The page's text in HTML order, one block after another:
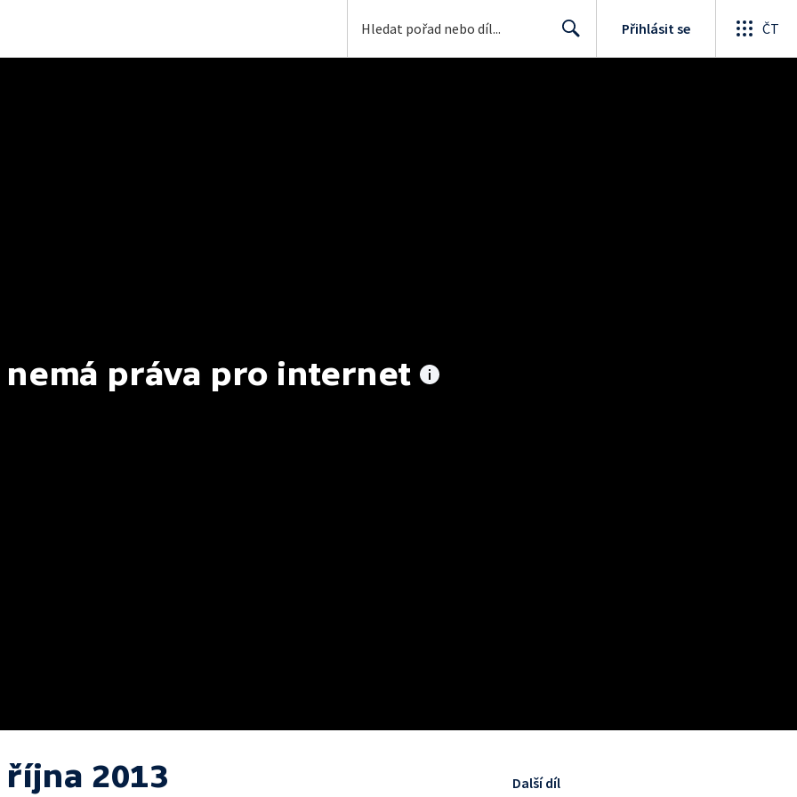
Přihlásit se ČT
nemá práva pro internet
října 2013 Další díl